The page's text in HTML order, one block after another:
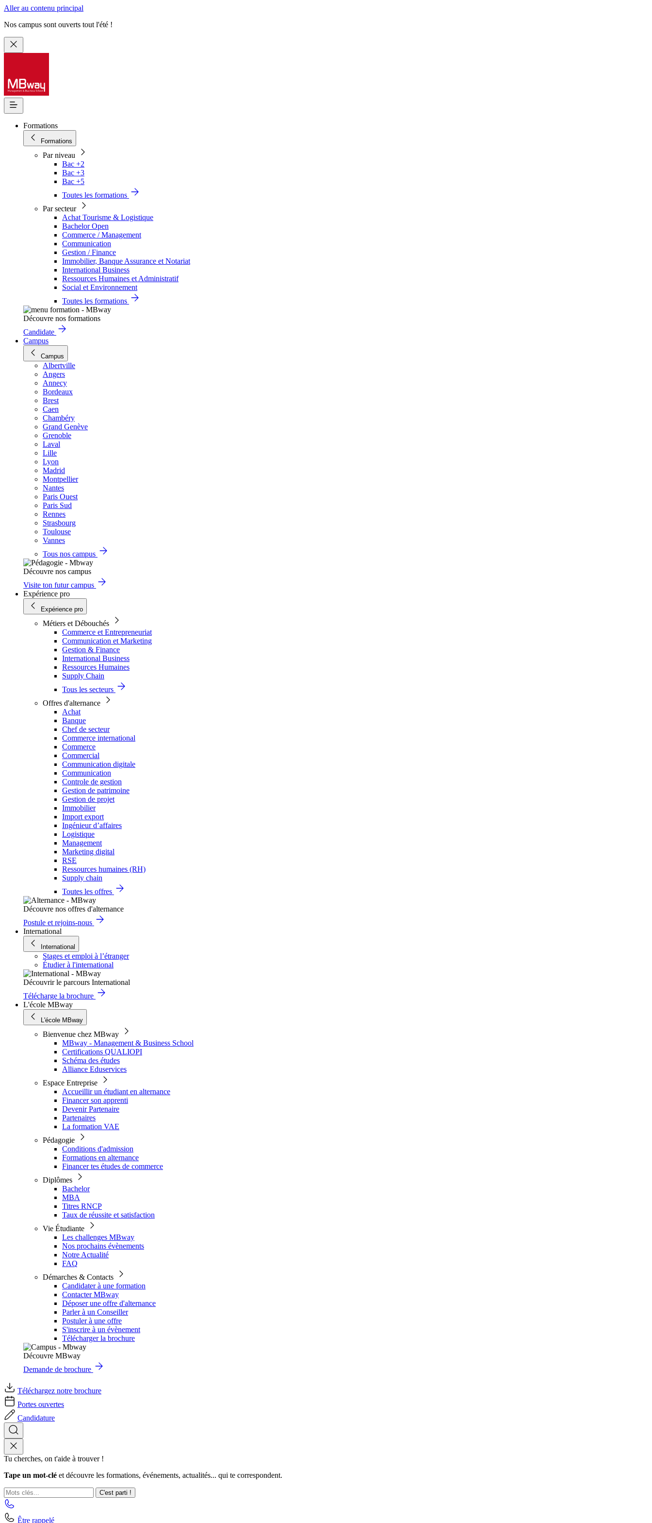
Aller au contenu principal
Nos campus sont ouverts tout l'été !
Formations
Formations
Par niveau
Bac +2
Bac +3
Bac +5
Toutes les formations
Par secteur
Achat Tourisme & Logistique
Bachelor Open
Commerce / Management
Communication
Gestion / Finance
Immobilier, Banque Assurance et Notariat
International Business
Ressources Humaines et Administratif
Social et Environnement
Toutes les formations
Découvre nos formations
Candidate
Campus
Campus
Albertville
Angers
Annecy
Bordeaux
Brest
Caen
Chambéry
Grand Genève
Grenoble
Laval
Lille
Lyon
Madrid
Montpellier
Nantes
Paris Ouest
Paris Sud
Rennes
Strasbourg
Toulouse
Vannes
Tous nos campus
Découvre nos campus
Visite ton futur campus
Expérience pro
Expérience pro
Métiers et Débouchés
Commerce et Entrepreneuriat
Communication et Marketing
Gestion & Finance
International Business
Ressources Humaines
Supply Chain
Tous les secteurs
Offres d'alternance
Achat
Banque
Chef de secteur
Commerce international
Commerce
Commercial
Communication digitale
Communication
Controle de gestion
Gestion de patrimoine
Gestion de projet
Immobilier
Import export
Ingénieur d’affaires
Logistique
Management
Marketing digital
RSE
Ressources humaines (RH)
Supply chain
Toutes les offres
Découvre nos offres d'alternance
Postule et rejoins-nous
International
International
Stages et emploi à l’étranger
Étudier à l'international
Découvrir le parcours International
Télécharge la brochure
L'école MBway
L'école MBway
Bienvenue chez MBway
MBway - Management & Business School
Certifications QUALIOPI
Schéma des études
Alliance Eduservices
Espace Entreprise
Accueillir un étudiant en alternance
Financer son apprenti
Devenir Partenaire
Partenaires
La formation VAE
Pédagogie
Conditions d'admission
Formations en alternance
Financer tes études de commerce
Diplômes
Bachelor
MBA
Titres RNCP
Taux de réussite et satisfaction
Vie Étudiante
Les challenges MBway
Nos prochains évènements
Notre Actualité
FAQ
Démarches & Contacts
Candidater à une formation
Contacter MBway
Déposer une offre d'alternance
Parler à un Conseiller
Postuler à une offre
S'inscrire à un évènement
Télécharger la brochure
Découvre MBway
Demande de brochure
Téléchargez notre brochure
Portes ouvertes
Candidature
Tu cherches, on t'aide à trouver !
Tape un mot-clé et découvre les formations, événements, actualités... qui te correspondent.
C'est parti !
Être rappelé